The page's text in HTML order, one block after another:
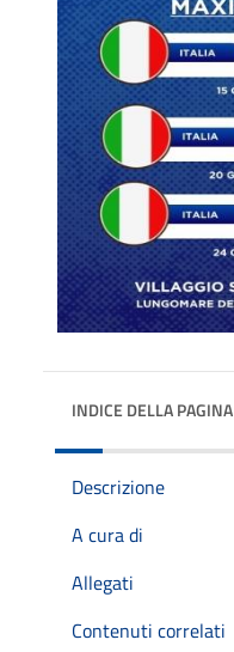
INDICE DELLA PAGINA
Descrizione
A cura di
Allegati
Contenuti correlati